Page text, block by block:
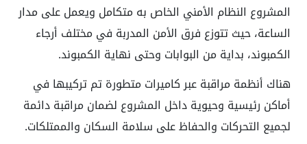
المشروع النظام الأمني الخاص به متكامل ويعمل على مدار
الساعة، حيث تتوزع فرق الأمن المدربة في مختلف أرجاء
الكمبوند، بداية من البوابات وحتى نهاية الكمبوند.
هناك أنظمة مراقبة عبر كاميرات متطورة تم تركيبها في
أماكن رئيسية وحيوية داخل المشروع لضمان مراقبة دائمة
لجميع التحركات والحفاظ على سلامة السكان والممتلكات.